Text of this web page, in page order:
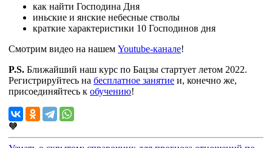
как найти Господина Дня
иньские и янские небесные стволы
краткие характеристики 10 Господинов дня
Смотрим видео на нашем Youtube-канале!
P.S. Ближайший наш курс по Бацзы стартует летом 2022.
Регистрируйтесь на бесплатное занятие и, конечно же,
присоединяйтесь к обучению!
🧡